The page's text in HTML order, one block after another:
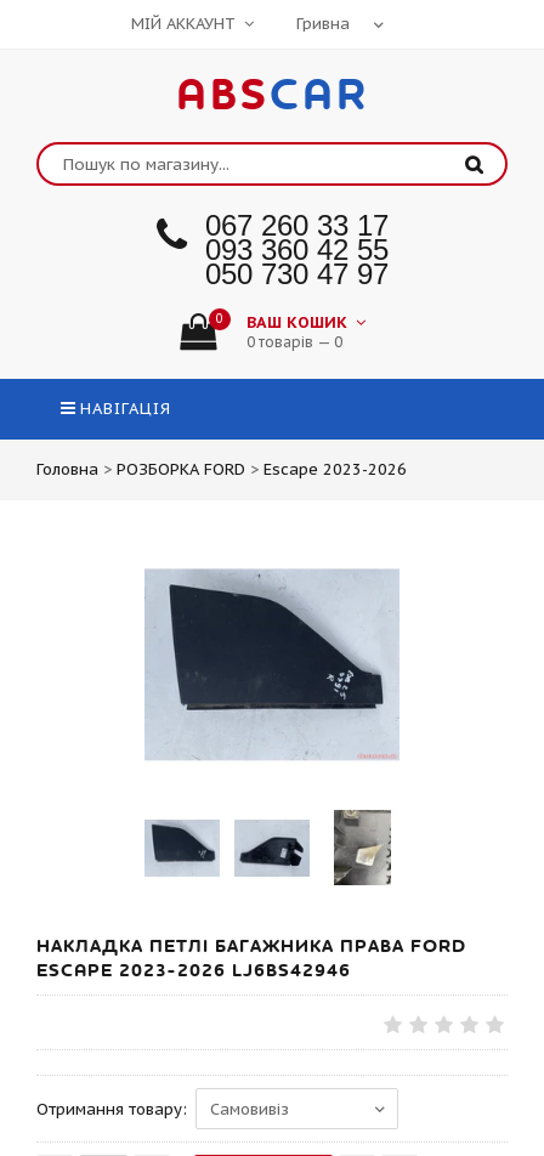
МІЙ АККАУНТ
ABSCAR
067 260 33 17
093 360 42 55
050 730 47 97
0 ВАШ КОШИК
0 товарів — 0
НАВІГАЦІЯ
Головна > РОЗБОРКА FORD > Escape 2023-2026
НАКЛАДКА ПЕТЛІ БАГАЖНИКА ПРАВА FORD
ESCAPE 2023-2026 LJ6BS42946
Отримання товару: